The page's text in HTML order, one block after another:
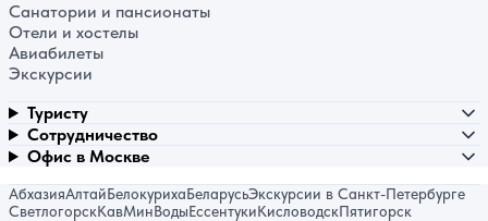
Санатории и пансионаты
Отели и хостелы
Авиабилеты
Экскурсии
Туристу
Сотрудничество
Офис в Москве
АбхазияАлтайБелокурихаБеларусьЭкскурсии в Санкт-Петербурге
СветлогорскКавМинВодыЕссентукиКисловодскПятигорск